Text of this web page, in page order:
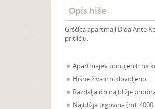
Opis hiše
Gršćica apartmaji Dida Ante
pritličju.
Apartmajev ponujenih na
Hišne živali: ni dovoljeno
Razdalja do najbližje
Najbližja trgovina (m): 4000